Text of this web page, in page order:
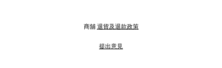
商舖 退貨及退款政策
提出意見